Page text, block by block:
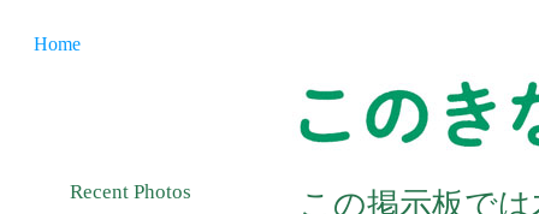
Home
Recent Photos
この掲示板で